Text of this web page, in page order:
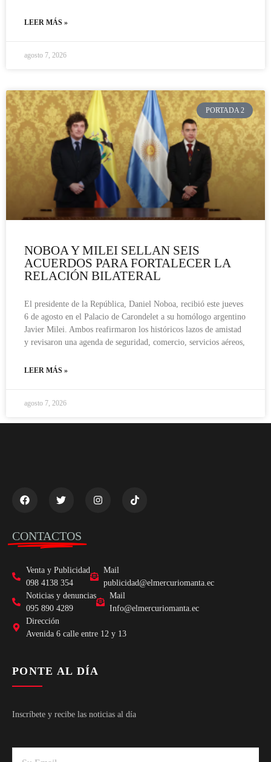
LEER MÁS »
agosto 7, 2026
PORTADA 2
NOBOA Y MILEI SELLAN SEIS
ACUERDOS PARA FORTALECER LA
RELACIÓN BILATERAL
El presidente de la República, Daniel Noboa, recibió este jueves
6 de agosto en el Palacio de Carondelet a su homólogo argentino
Javier Milei. Ambos reafirmaron los históricos lazos de amistad
y revisaron una agenda de seguridad, comercio, servicios aéreos,
LEER MÁS »
agosto 7, 2026
CONTACTOS
Venta y Publicidad
098 4138 354
Mail
publicidad@elmercuriomanta.ec
Noticias y denuncias
095 890 4289
Mail
Info@elmercuriomanta.ec
Dirección
Avenida 6 calle entre 12 y 13
PONTE AL DÍA
Inscríbete y recibe las noticias al día